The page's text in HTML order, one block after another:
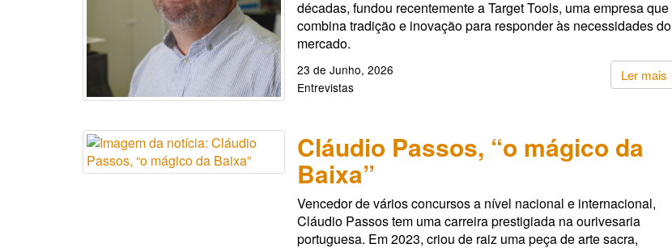
décadas, fundou recentemente a Target Tools, uma empresa que
combina tradição e inovação para responder às necessidades do
mercado.
Ler mais
23 de Junho, 2026
Entrevistas
Cláudio Passos, “o mágico da
Baixa”
Vencedor de vários concursos a nível nacional e internacional,
Cláudio Passos tem uma carreira prestigiada na ourivesaria
portuguesa. Em 2023, criou de raiz uma peça de arte sacra,